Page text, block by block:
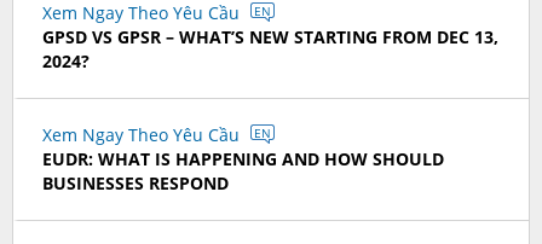
Xem Ngay Theo Yêu Cầu EN
GPSD VS GPSR – WHAT’S NEW STARTING FROM DEC 13,
2024?
Xem Ngay Theo Yêu Cầu EN
EUDR: WHAT IS HAPPENING AND HOW SHOULD
BUSINESSES RESPOND